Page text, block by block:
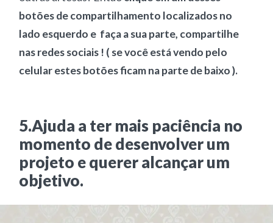
botões de compartilhamento localizados no
lado esquerdo e faça a sua parte, compartilhe
nas redes sociais ! ( se você está vendo pelo
celular estes botões ficam na parte de baixo ).
5.Ajuda a ter mais paciência no
momento de desenvolver um
projeto e querer alcançar um
objetivo.